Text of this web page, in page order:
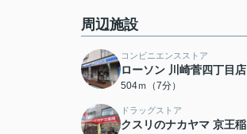
周辺施設
コンビニエンスストア
ローソン 川崎菅四丁目店
504ｍ（7分）
ドラッグストア
クスリのナカヤマ 京王